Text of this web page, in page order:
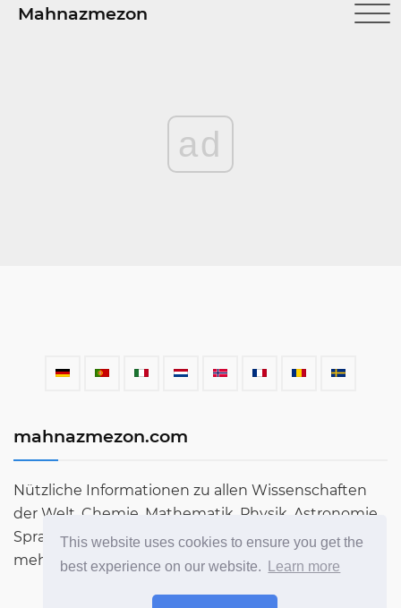
This website uses cookies to ensure you get the
best experience on our website.
Learn more
Mahnazmezon
ad
mahnazmezon.com
Nützliche Informationen zu allen Wissenschaften
der Welt. Chemie, Mathematik, Physik, Astronomie,
Sprachen, Literatur und vieles mehr. Erfahren Sie
mehr über die Welt in unserem Blog!